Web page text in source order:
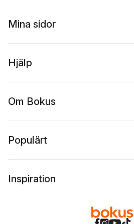
Mina sidor
Hjälp
Om Bokus
Populärt
Inspiration